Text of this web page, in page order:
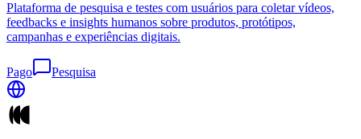
Plataforma de pesquisa e testes com usuários para coletar vídeos,
feedbacks e insights humanos sobre produtos, protótipos,
campanhas e experiências digitais.
Pago Pesquisa